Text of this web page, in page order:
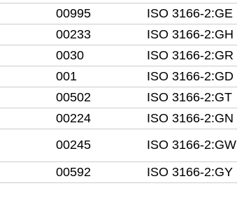
00995
ISO 3166-2:GE
00233
ISO 3166-2:GH
0030
ISO 3166-2:GR
001
ISO 3166-2:GD
00502
ISO 3166-2:GT
00224
ISO 3166-2:GN
00245
ISO 3166-2:GW
00592
ISO 3166-2:GY